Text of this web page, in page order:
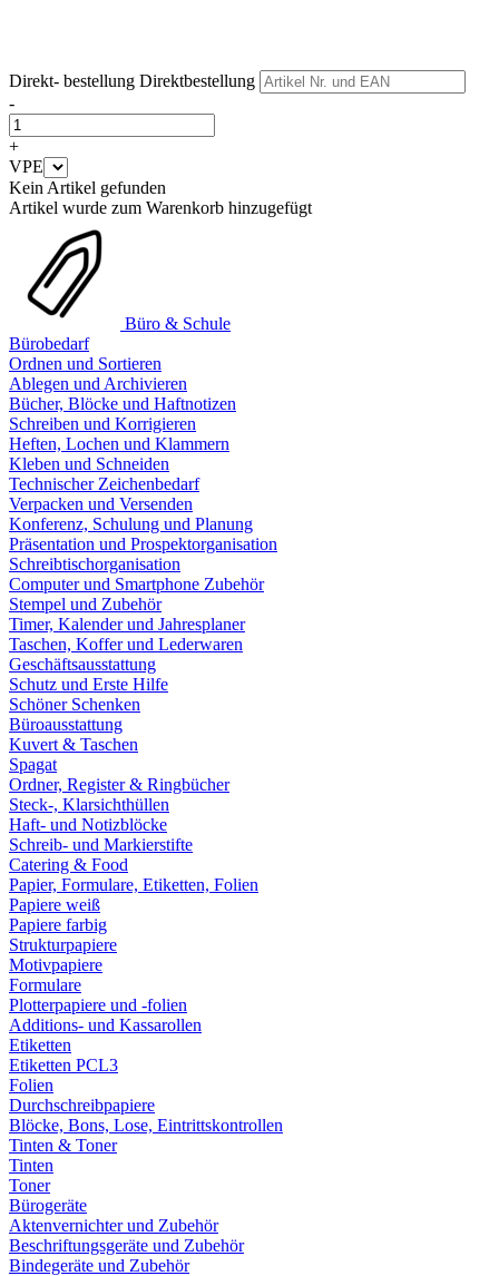
Direkt- bestellung Direktbestellung
-
+
VPE
Kein Artikel gefunden
Artikel wurde zum Warenkorb hinzugefügt
Büro & Schule
Bürobedarf
Ordnen und Sortieren
Ablegen und Archivieren
Bücher, Blöcke und Haftnotizen
Schreiben und Korrigieren
Heften, Lochen und Klammern
Kleben und Schneiden
Technischer Zeichenbedarf
Verpacken und Versenden
Konferenz, Schulung und Planung
Präsentation und Prospektorganisation
Schreibtischorganisation
Computer und Smartphone Zubehör
Stempel und Zubehör
Timer, Kalender und Jahresplaner
Taschen, Koffer und Lederwaren
Geschäftsausstattung
Schutz und Erste Hilfe
Schöner Schenken
Büroausstattung
Kuvert & Taschen
Spagat
Ordner, Register & Ringbücher
Steck-, Klarsichthüllen
Haft- und Notizblöcke
Schreib- und Markierstifte
Catering & Food
Papier, Formulare, Etiketten, Folien
Papiere weiß
Papiere farbig
Strukturpapiere
Motivpapiere
Formulare
Plotterpapiere und -folien
Additions- und Kassarollen
Etiketten
Etiketten PCL3
Folien
Durchschreibpapiere
Blöcke, Bons, Lose, Eintrittskontrollen
Tinten & Toner
Tinten
Toner
Bürogeräte
Aktenvernichter und Zubehör
Beschriftungsgeräte und Zubehör
Bindegeräte und Zubehör